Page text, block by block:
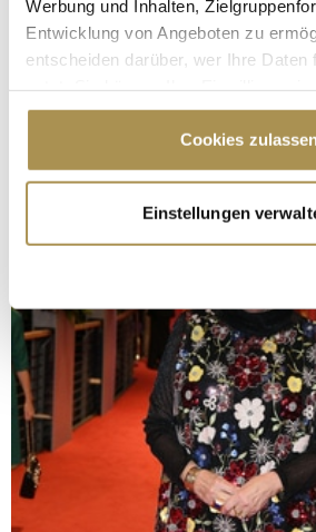
Werbung und Inhalten,
Entwicklung von Angeboten zu
entscheiden darüber, wer Ihre Daten
Cookie-Erklärung oder durch
Trigger Symbol ändern oder
Informationen über Ihre
erfassen, welche bis auf einige
bestimmten Merkmalen
Erfahren Sie mehr darüber, wie Ihre
verarbeitet werden, und legen Sie
Abschnitt Einzelheitenfest.
Wir verwenden Cookies, um Inhalte
personalisieren, Funktionen für
zu können und die Zugriffe auf
Cookies
Einstellungen